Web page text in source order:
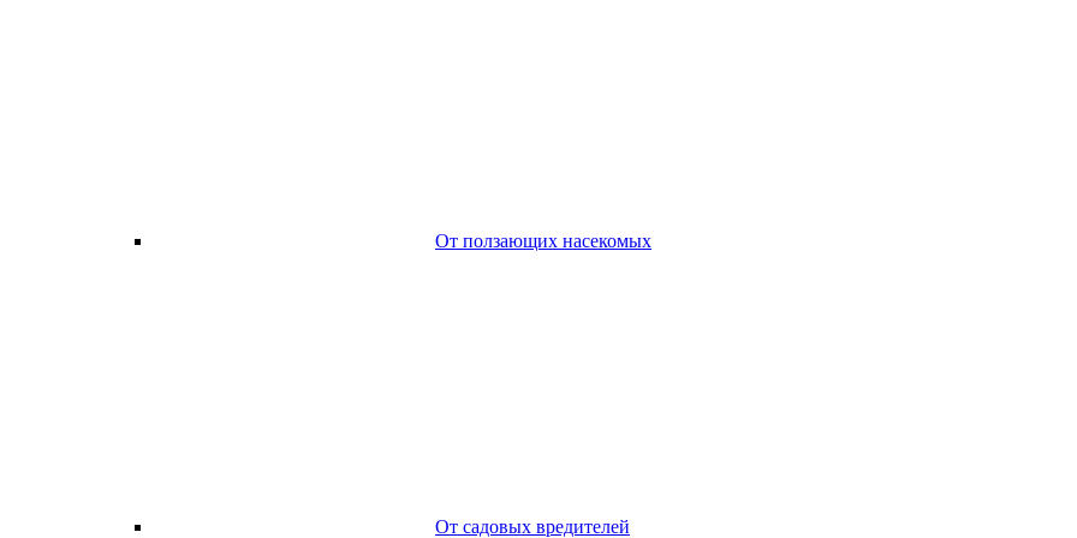
От ползающих насекомых
От садовых вредителей